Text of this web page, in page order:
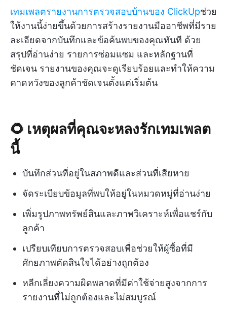
เทมเพลตรายงานการตรวจสอบบ้านของ ClickUpช่วย
ให้งานนี้ง่ายขึ้นด้วยการสร้างรายงานมืออาชีพที่มีราย
ละเอียดจากบันทึกและข้อค้นพบของคุณทันที ด้วย
สรุปที่อ่านง่าย รายการซ่อมแซม และหลักฐานที่
ชัดเจน รายงานของคุณจะดูเรียบร้อยและทำให้ความ
คาดหวังของลูกค้าชัดเจนตั้งแต่เริ่มต้น
🌻 เหตุผลที่คุณจะหลงรักเทมเพลต
นี้
บันทึกส่วนที่อยู่ในสภาพดีและส่วนที่เสียหาย
จัดระเบียบข้อมูลที่พบให้อยู่ในหมวดหมู่ที่อ่านง่าย
เพิ่มรูปภาพทรัพย์สินและภาพวิเคราะห์เพื่อแชร์กับ
ลูกค้า
เปรียบเทียบการตรวจสอบเพื่อช่วยให้ผู้ซื้อที่มี
ศักยภาพตัดสินใจได้อย่างถูกต้อง
หลีกเลี่ยงความผิดพลาดที่มีค่าใช้จ่ายสูงจากการ
รายงานที่ไม่ถูกต้องและไม่สมบูรณ์